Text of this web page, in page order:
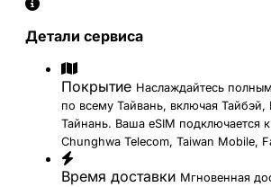
Детали сервиса
Покрытие Наслаждайтесь
по всему Тайвань, включая
Тайнань. Ваша eSIM подключается
Chunghwa Telecom, Taiwan Mobile,
Время доставки Мгновенная